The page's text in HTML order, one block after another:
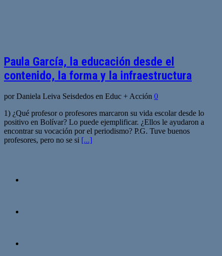
Paula García, la educación desde el
contenido, la forma y la infraestructura
por Daniela Leiva Seisdedos en Educ + Acción 0
1) ¿Qué profesor o profesores marcaron su vida escolar desde lo
positivo en Bolívar? Lo puede ejemplificar. ¿Ellos le ayudaron a
encontrar su vocación por el periodismo? P.G. Tuve buenos
profesores, pero no se si [...]